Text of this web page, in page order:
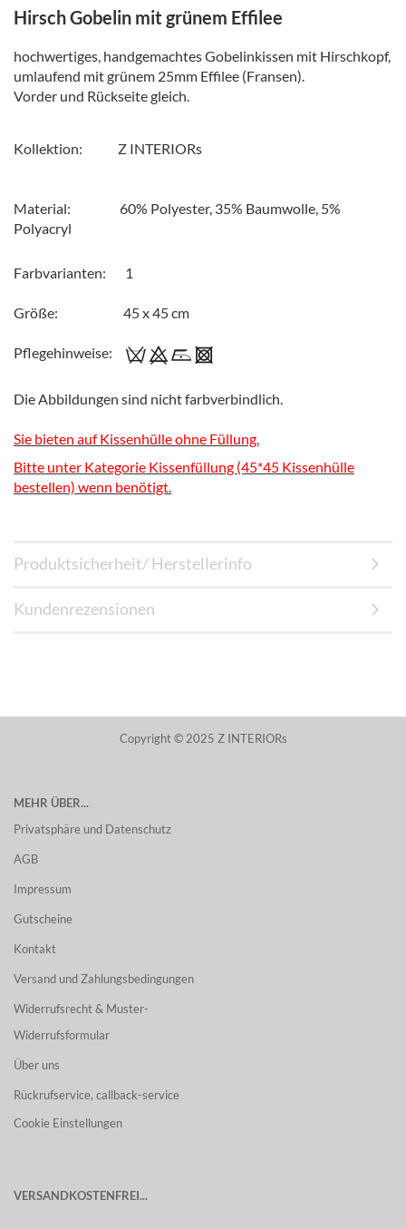
Hirsch Gobelin mit grünem Effilee
hochwertiges, handgemachtes Gobelinkissen mit Hirschkopf,
umlaufend mit grünem 25mm Effilee (Fransen).
Vorder und Rückseite gleich.
Kollektion: Z INTERIORs
Material: 60% Polyester, 35% Baumwolle, 5%
Polyacryl
Farbvarianten: 1
Größe: 45 x 45 cm
Pflegehinweise:
Die Abbildungen sind nicht farbverbindlich.
Sie bieten auf Kissenhülle ohne Füllung.
Bitte unter Kategorie Kissenfüllung (45*45 Kissenhülle
bestellen) wenn benötigt.
Produktsicherheit/ Herstellerinfo
Kundenrezensionen
Copyright © 2025 Z INTERIORs
MEHR ÜBER...
Privatsphäre und Datenschutz
AGB
Impressum
Gutscheine
Kontakt
Versand und Zahlungsbedingungen
Widerrufsrecht & Muster-
Widerrufsformular
Über uns
Rückrufservice, callback-service
Cookie Einstellungen
VERSANDKOSTENFREI...